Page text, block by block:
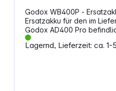
Godox WB400P -
Ersatzakku für den im
Godox AD400 Pro
Lagernd, Lieferzeit: ca. 1-